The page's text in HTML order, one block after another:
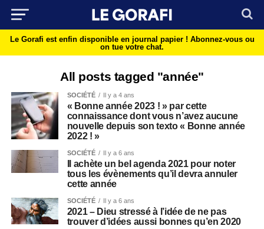
Le Gorafi est enfin disponible en journal papier ! Abonnez-vous ou
on tue votre chat.
All posts tagged "année"
SOCIÉTÉ Il y a 4 ans
« Bonne année 2023 ! » par cette
connaissance dont vous n’avez aucune
nouvelle depuis son texto « Bonne année
2022 ! »
SOCIÉTÉ Il y a 6 ans
Il achète un bel agenda 2021 pour noter
tous les évènements qu’il devra annuler
cette année
SOCIÉTÉ Il y a 6 ans
2021 – Dieu stressé à l’idée de ne pas
trouver d’idées aussi bonnes qu’en 2020